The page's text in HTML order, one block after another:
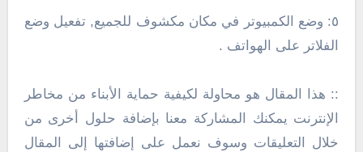
٥: وضع الكمبيوتر في مكان مكشوف للجميع, تفعيل وضع
الفلاتر على الهواتف .
:: هذا المقال هو محاولة لكيفية حماية الأبناء من مخاطر
الإنترنت يمكنك المشاركة معنا بإضافة حلول أخرى من
خلال التعليقات وسوف نعمل على إضافتها إلى المقال